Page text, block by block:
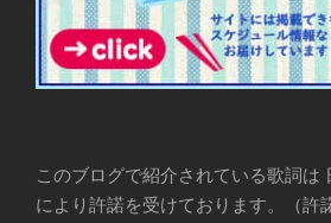
このブログで紹介されている歌詞は
により許諾を受けております。（許